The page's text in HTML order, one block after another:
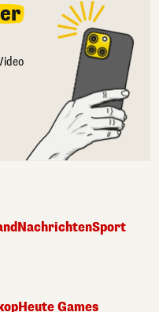
NachrichtenSport
Heute Games